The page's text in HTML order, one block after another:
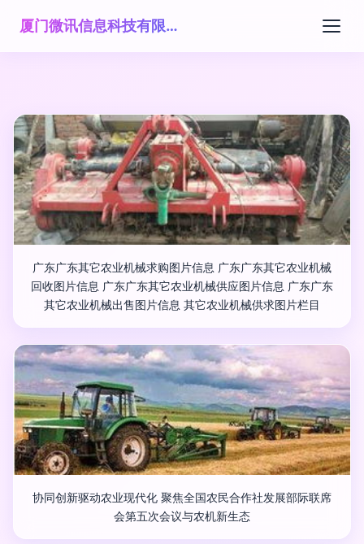
厦门微讯信息科技有限公司
广东广东其它农业机械求购图片信息 广东广东其它农业机械
回收图片信息 广东广东其它农业机械供应图片信息 广东广东
其它农业机械出售图片信息 其它农业机械供求图片栏目
协同创新驱动农业现代化 聚焦全国农民合作社发展部际联席
会第五次会议与农机新生态